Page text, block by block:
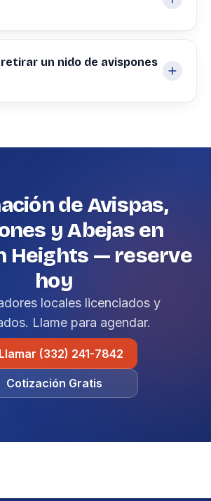
un nido de avispones
de Avispas,
y Abejas en
Heights — reserve
hoy
locales licenciados y
Llame para agendar.
Llamar (332) 241-7842
Cotización Gratis